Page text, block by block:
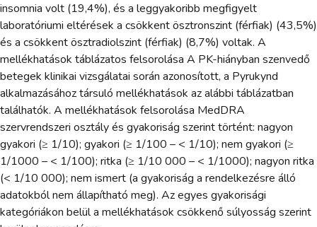
insomnia volt (19,4%), és a leggyakoribb megfigyelt
laboratóriumi eltérések a csökkent ösztronszint (férfiak) (43,5%)
és a csökkent ösztradiolszint (férfiak) (8,7%) voltak. A
mellékhatások táblázatos felsorolása A PK-hiányban szenvedő
betegek klinikai vizsgálatai során azonosított, a Pyrukynd
alkalmazásához társuló mellékhatások az alábbi táblázatban
találhatók. A mellékhatások felsorolása MedDRA
szervrendszeri osztály és gyakoriság szerint történt: nagyon
gyakori (≥ 1/10); gyakori (≥ 1/100 – < 1/10); nem gyakori (≥
1/1000 – < 1/100); ritka (≥ 1/10 000 – < 1/1000); nagyon ritka
(< 1/10 000); nem ismert (a gyakoriság a rendelkezésre álló
adatokból nem állapítható meg). Az egyes gyakorisági
kategóriákon belül a mellékhatások csökkenő súlyosság szerint